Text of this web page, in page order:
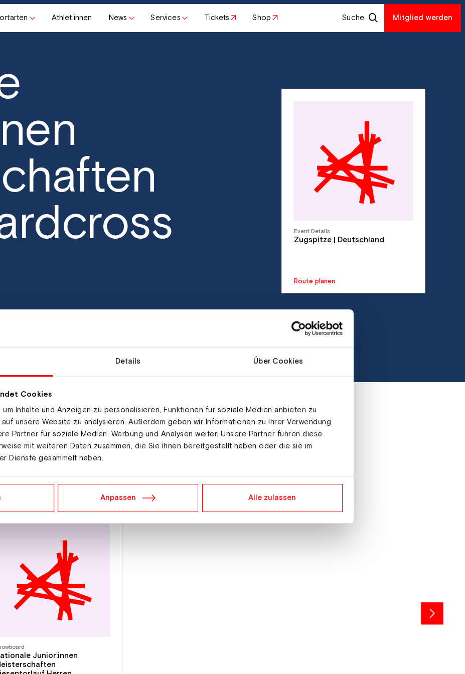
Details Über Cookies
Cookies
Inhalte und Anzeigen zu personalisieren, Funktionen für soziale Medien anbieten zu
unsere Website zu analysieren. Außerdem geben wir Informationen zu Ihrer Verwendung
Partner für soziale Medien, Werbung und Analysen weiter. Unsere Partner führen diese
mit weiteren Daten zusammen, die Sie ihnen bereitgestellt haben oder die sie im
Dienste gesammelt haben.
Anpassen Alle zulassen
Athlet:innen News Services Tickets Shop Suche Mitglied werden
Event Details
Zugspitze | Deutschland
Route planen
Junior:innen